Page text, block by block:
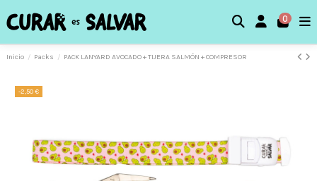
0
Inicio Packs PACK LANYARD AVOCADO + TIJERA SALMÓN + COMPRESOR
-2,50 €